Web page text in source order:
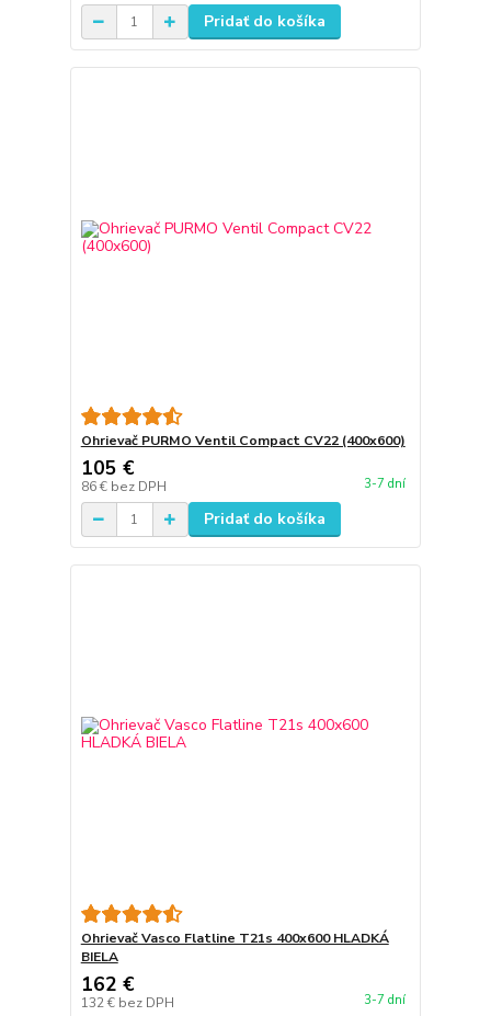
Pridať do košíka
Ohrievač PURMO Ventil Compact CV22 (400x600)
105 €
86 € bez DPH 3-7 dní
Pridať do košíka
Ohrievač Vasco Flatline T21s 400x600 HLADKÁ
BIELA
162 €
132 € bez DPH 3-7 dní